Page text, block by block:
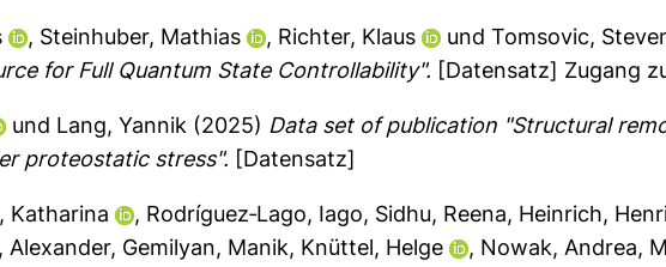
, Steinhuber, Mathias , Richter, Klaus undTomsovic,
for Full Quantum State Controllability". [Datensatz] Zugang
und Lang, Yannik (2025) Data set of publication "Structural
proteostatic stress". [Datensatz]
Katharina , Rodríguez‐Lago, Iago, Sidhu, Reena, Heinrich,
Alexander, Gemilyan, Manik, Knüttel, Helge , Nowak, Andrea,